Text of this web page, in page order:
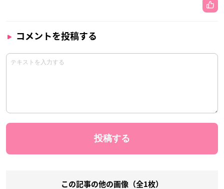
コメントを投稿する
この記事の他の画像（全1枚）